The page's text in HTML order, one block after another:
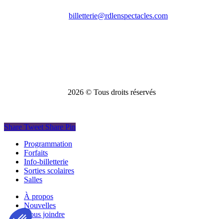
billetterie@rdlenspectacles.com
2026© Tous droits réservés
Share Tweet Share Pin
Close
Menu
Programmation
Forfaits
Info-billetterie
Sorties scolaires
Salles
À propos
Nouvelles
Nous joindre